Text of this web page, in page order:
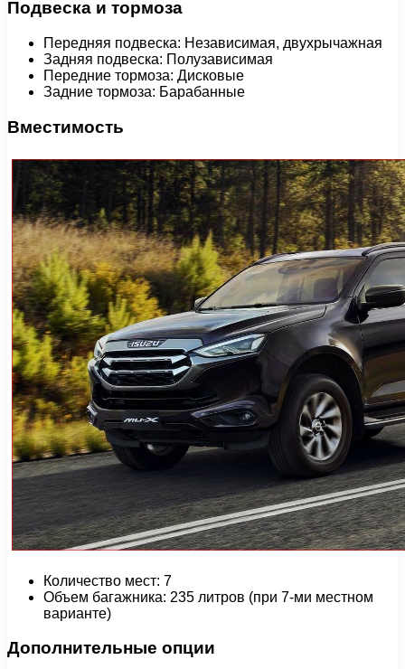
Подвеска и тормоза
Передняя подвеска: Независимая, двухрычажная
Задняя подвеска: Полузависимая
Передние тормоза: Дисковые
Задние тормоза: Барабанные
Вместимость
Количество мест: 7
Объем багажника: 235 литров (при 7-ми местном
варианте)
Дополнительные опции